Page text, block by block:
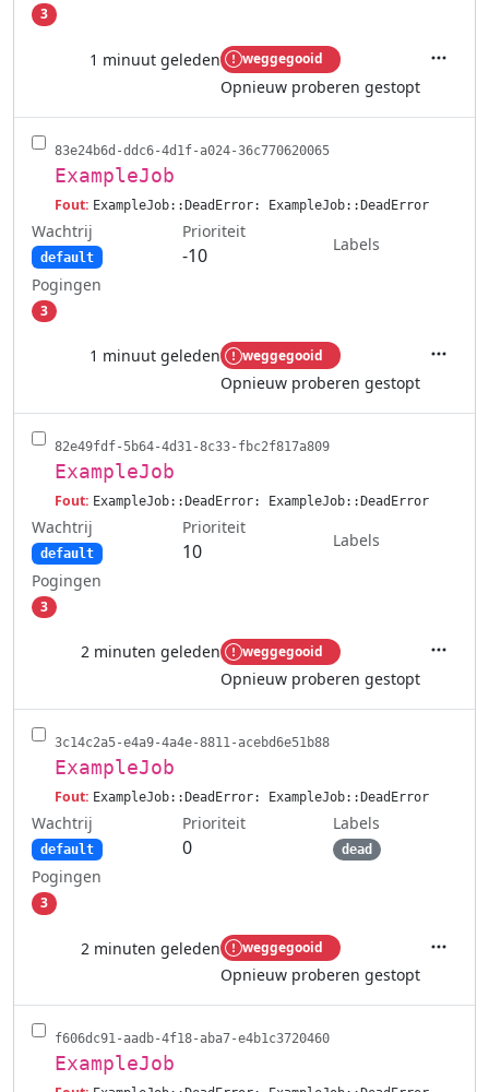
3
1 minuut geleden weggegooid
Opnieuw proberen gestopt
83e24b6d-ddc6-4d1f-a024-36c770620065
ExampleJob
Fout: ExampleJob::DeadError: ExampleJob::DeadError
Wachtrij
default
Prioriteit
-10
Labels
Pogingen
3
1 minuut geleden weggegooid
Opnieuw proberen gestopt
82e49fdf-5b64-4d31-8c33-fbc2f817a809
ExampleJob
Fout: ExampleJob::DeadError: ExampleJob::DeadError
Wachtrij
default
Prioriteit
10
Labels
Pogingen
3
2 minuten geleden weggegooid
Opnieuw proberen gestopt
3c14c2a5-e4a9-4a4e-8811-acebd6e51b88
ExampleJob
Fout: ExampleJob::DeadError: ExampleJob::DeadError
Wachtrij
default
Prioriteit
0
Labels
dead
Pogingen
3
2 minuten geleden weggegooid
Opnieuw proberen gestopt
Acties
f606dc91-aadb-4f18-aba7-e4b1c3720460
ExampleJob